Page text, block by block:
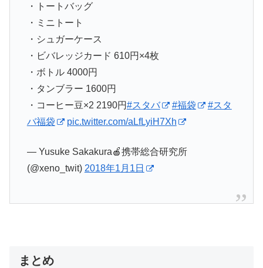
・トートバッグ
・ミニトート
・シュガーケース
・ビバレッジカード 610円×4枚
・ボトル 4000円
・タンブラー 1600円
・コーヒー豆×2 2190円#スタバ #福袋
#スタ
バ福袋
pic.twitter.com/aLfLyiH7Xh
— Yusuke Sakakura🍎携帯総合研究所
(@xeno_twit) 2018年1月1日
まとめ